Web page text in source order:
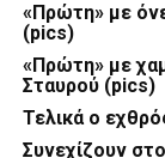
«Πρώτη» με
(pics)
«Πρώτη» με
Σταυρού (pics)
Τελικά ο
Συνεχίζουν